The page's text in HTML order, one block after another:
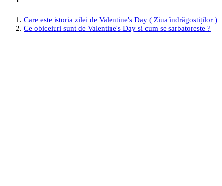
Care este istoria zilei de Valentine's Day ( Ziua îndrăgostiților )
Ce obiceiuri sunt de Valentine's Day si cum se sarbatoreste ?